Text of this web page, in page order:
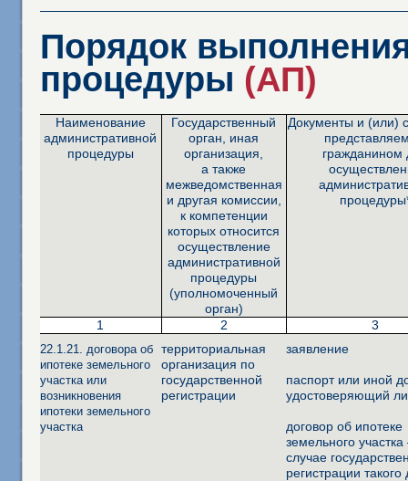
Порядок
процедуры (АП)
Наименование
административной
процедуры
Государственный
орган, иная
организация,
а также
межведомственная
и другая комиссии,
к компетенции
которых относится
осуществление
административной
процедуры
(уполномоченный
орган)
Документы и (или)
гражданином
1 2 3
22.1.21. договора об
ипотеке земельного
участка или
возникновения
ипотеки земельного
участка
территориальная
организация по
государственной
регистрации
заявление
паспорт или иной
удостоверяющий
договор об ипотеке
земельного участка
случае
регистрации такого